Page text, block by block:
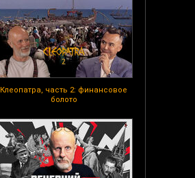
Клеопатра, часть 2: финансовое
болото